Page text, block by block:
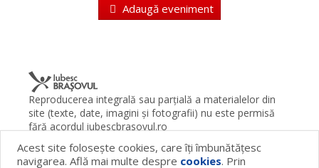
Adaugă eveniment
Reproducerea integrală sau parţială a materialelor din
site (texte, date, imagini şi fotografii) nu este permisă
fără acordul iubescbrasovul.ro
Termeni şi condiţii
Contact Despre proiect
FAQ
Acest site foloseşte cookies, care îţi îmbunătăţesc
navigarea. Află mai multe despre cookies. Prin